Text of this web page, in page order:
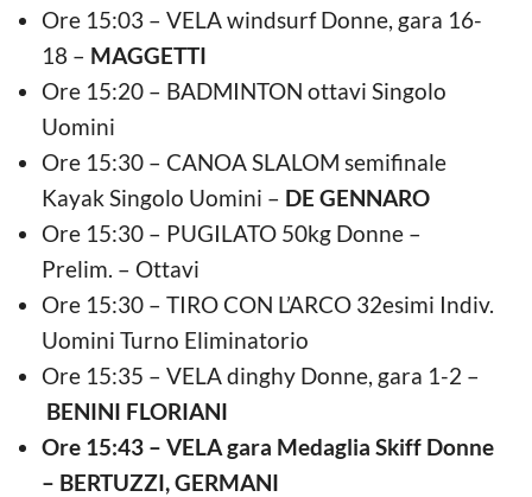
Ore 15:03 – VELA windsurf Donne, gara 16-
18 – MAGGETTI
Ore 15:20 – BADMINTON ottavi Singolo
Uomini
Ore 15:30 – CANOA SLALOM semifinale
Kayak Singolo Uomini – DE GENNARO
Ore 15:30 – PUGILATO 50kg Donne –
Prelim. – Ottavi
Ore 15:30 – TIRO CON L’ARCO 32esimi Indiv.
Uomini Turno Eliminatorio
Ore 15:35 – VELA dinghy Donne, gara 1-2 –
BENINI FLORIANI
Ore 15:43 – VELA gara Medaglia Skiff Donne
– BERTUZZI, GERMANI